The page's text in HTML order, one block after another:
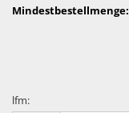
Mindestbestellmenge:
lfm: